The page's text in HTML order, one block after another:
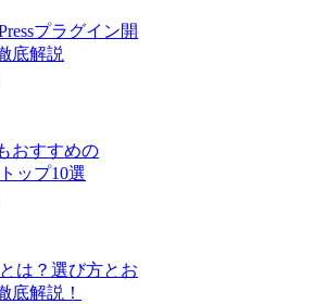
プラグイン開
底解説
おすすめの
ップ10選
は？選び方とお
底解説！